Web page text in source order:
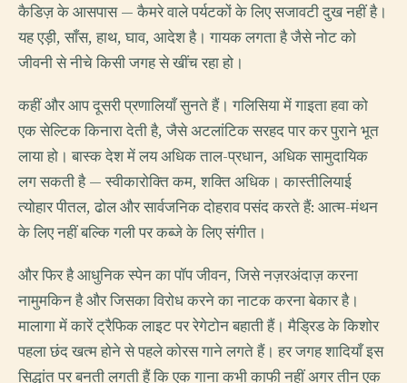
कैडिज़ के आसपास — कैमरे वाले पर्यटकों के लिए सजावटी दुख नहीं है।
यह एड़ी, साँस, हाथ, घाव, आदेश है। गायक लगता है जैसे नोट को
जीवनी से नीचे किसी जगह से खींच रहा हो।
कहीं और आप दूसरी प्रणालियाँ सुनते हैं। गलिसिया में गाइता हवा को
एक सेल्टिक किनारा देती है, जैसे अटलांटिक सरहद पार कर पुराने भूत
लाया हो। बास्क देश में लय अधिक ताल-प्रधान, अधिक सामुदायिक
लग सकती है — स्वीकारोक्ति कम, शक्ति अधिक। कास्तीलियाई
त्योहार पीतल, ढोल और सार्वजनिक दोहराव पसंद करते हैं: आत्म-मंथन
के लिए नहीं बल्कि गली पर कब्जे के लिए संगीत।
और फिर है आधुनिक स्पेन का पॉप जीवन, जिसे नज़रअंदाज़ करना
नामुमकिन है और जिसका विरोध करने का नाटक करना बेकार है।
मालागा में कारें ट्रैफिक लाइट पर रेगेटोन बहाती हैं। मैड्रिड के किशोर
पहला छंद खत्म होने से पहले कोरस गाने लगते हैं। हर जगह शादियाँ इस
सिद्धांत पर बनती लगती हैं कि एक गाना कभी काफी नहीं अगर तीन एक